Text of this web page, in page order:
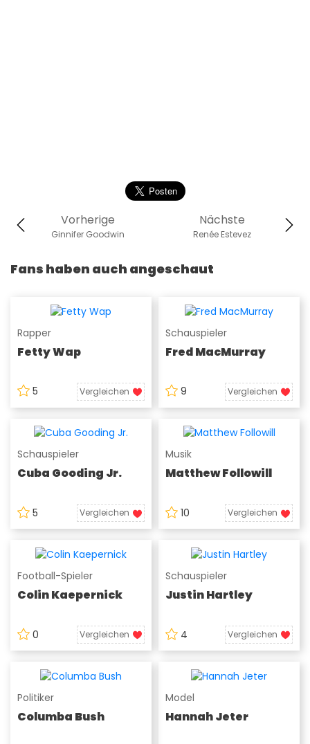
Nächste
Renée Estevez
Vorherige
Ginnifer Goodwin
Fans haben auch angeschaut
Rapper
Fetty Wap
5 Vergleichen
Schauspieler
Fred MacMurray
9 Vergleichen
Schauspieler
Cuba Gooding Jr.
5 Vergleichen
Musik
Matthew Followill
10 Vergleichen
Football-Spieler
Colin Kaepernick
0 Vergleichen
Schauspieler
Justin Hartley
4 Vergleichen
Politiker
Columba Bush
Model
Hannah Jeter